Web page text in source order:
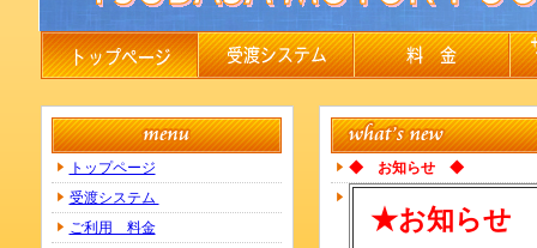
◆ お知らせ ◆
★お知らせ
トップページ
受渡システム
ご利用 料金